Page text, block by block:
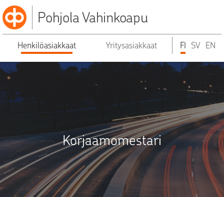
Pohjola Vahinkoapu
Henkilöasiakkaat Yritysasiakkaat FI SV EN
Korjaamomestari